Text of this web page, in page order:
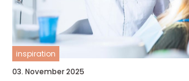
inspiration
03. November 2025